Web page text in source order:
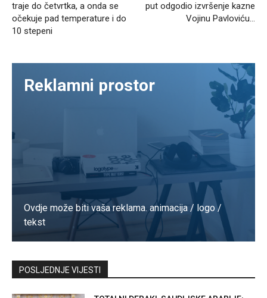
traje do četvrtka, a onda se
očekuje pad temperature i do
10 stepeni
put odgodio izvršenje kazne
Vojinu Pavloviću…
Reklamni prostor
Ovdje može biti vaša reklama. animacija / logo /
tekst
Kontaktirajte nas
POSLJEDNJE VIJESTI